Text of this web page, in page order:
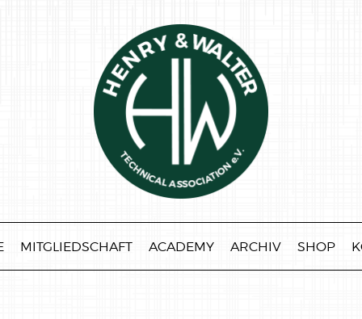
MITGLIEDSCHAFT ACADEMY ARCHIV SHOP